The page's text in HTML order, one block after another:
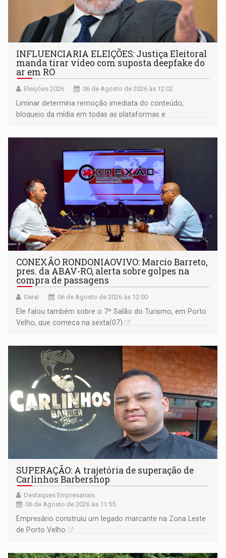
INFLUENCIARIA ELEIÇÕES: Justiça Eleitoral
manda tirar vídeo com suposta deepfake do
ar em RO
Eleições 2026 06 de Agosto de 2026 às 12:02
Liminar determina remoção imediata do conteúdo,
bloqueio da mídia em todas as plataformas e
CONEXÃO RONDONIAOVIVO: Marcio Barreto,
pres. da ABAV-RO, alerta sobre golpes na
compra de passagens
Geral 06 de Agosto de 2026 às 12:00
Ele falou também sobre o 7º Salão do Turismo, em Porto
Velho, que começa na sexta(07)
SUPERAÇÃO: A trajetória de superação de
Carlinhos Barbershop
Destaques Empresariais
06 de Agosto de 2026 às 11:55
Empresário construiu um legado marcante na Zona Leste
de Porto Velho